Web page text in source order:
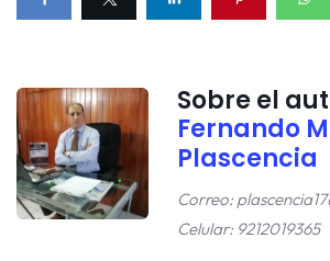
Sobre el
Fernando
Plascencia
Correo:
Celular: 9212019365